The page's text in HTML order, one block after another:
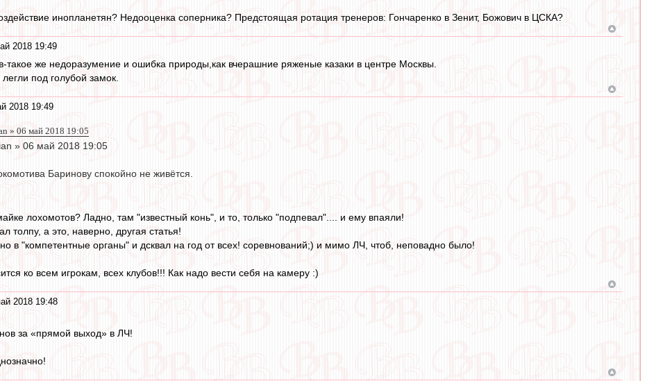
инопланетян? Недооценка соперника? Предстоящая ротация тренеров: Гончаренко в Зенит, Божович в ЦСКА?
2018 19:49
такое же недоразумение и ошибка природы,как вчерашние ряженые казаки в центре Москвы.
под голубой замок.
2018 19:49
» 06 май 2018 19:05
» 06 май 2018 19:05
Баринову спокойно не живётся.
лохомотов? Ладно, там "известный конь", и то, только "подпевал".... и ему впаяли!
толпу, а это, наверно, другая статья!
в "компетентные органы" и дсквал на год от всех! соревнований;) и мимо ЛЧ, чтоб, неповадно было!
ко всем игрокам, всех клубов!!! Как надо вести себя на камеру :)
2018 19:48
за «прямой выход» в ЛЧ!